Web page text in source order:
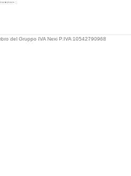
del Gruppo IVA Nexi P.IVA 10542790968